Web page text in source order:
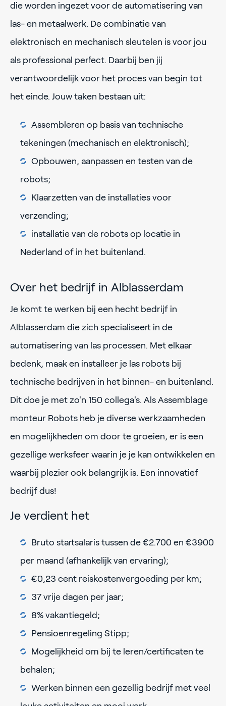
die worden ingezet voor de automatisering van
las- en metaalwerk. De combinatie van
elektronisch en mechanisch sleutelen is voor jou
als professional perfect. Daarbij ben jij
verantwoordelijk voor het proces van begin tot
het einde. Jouw taken bestaan uit:
Assembleren op basis van technische
tekeningen (mechanisch en elektronisch);
Opbouwen, aanpassen en testen van de
robots;
Klaarzetten van de installaties voor
verzending;
installatie van de robots op locatie in
Nederland of in het buitenland.
Over het bedrijf in Alblasserdam
Je komt te werken bij een hecht bedrijf in
Alblasserdam die zich specialiseert in de
automatisering van las processen. Met elkaar
bedenk, maak en installeer je las robots bij
technische bedrijven in het binnen- en buitenland.
Dit doe je met zo'n 150 collega's. Als Assemblage
monteur Robots heb je diverse werkzaamheden
en mogelijkheden om door te groeien, er is een
gezellige werksfeer waarin je je kan ontwikkelen en
waarbij plezier ook belangrijk is. Een innovatief
bedrijf dus!
Je verdient het
Bruto startsalaris tussen de €2.700 en €3900
per maand (afhankelijk van ervaring);
€0,23 cent reiskostenvergoeding per km;
37 vrije dagen per jaar;
8% vakantiegeld;
Pensioenregeling Stipp;
Mogelijkheid om bij te leren/certificaten te
behalen;
Werken binnen een gezellig bedrijf met veel